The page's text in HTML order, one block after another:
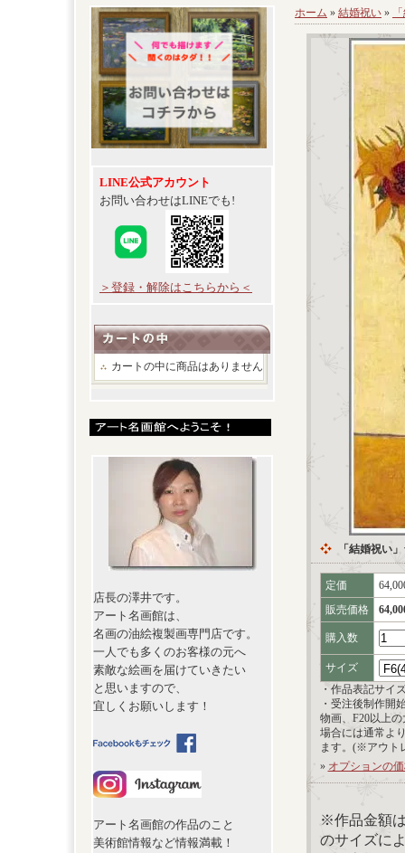
LINE公式アカウント
お問い合わせはLINEでも!
＞登録・解除はこちらから＜
カートの中に商品はありません
店長の澤井です。
アート名画館は、
名画の油絵複製画専門店です。
一人でも多くのお客様の元へ
素敵な絵画を届けていきたい
と思いますので、
宜しくお願いします！
アート名画館の作品のこと
美術館情報など情報満載！
ホーム » 結婚祝い »
「結婚祝い
定価
販売価格
購入数
サイズ
・作品表記サイ
・受注後制作開
物画、F20以上
場合には通常よ
ます。(※アウト
» オプションの
※作品金額
のサイズに